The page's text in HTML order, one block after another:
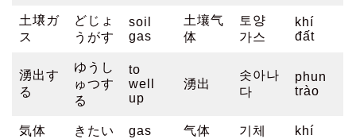
土壌ガ
ス
どじょ
うがす
soil
gas
土壤气
体
토양
가스
khí
đất
湧出す
る
ゆうし
ゅつす
る
to
well
up
湧出
솟아나
다
phun
trào
気体 きたい gas 气体 기체 khí